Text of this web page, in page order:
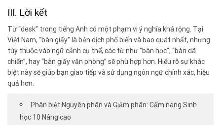
III. Lời kết
Từ “desk” trong tiếng Anh có một phạm vi ý nghĩa khá rộng. Tại
Việt Nam, “bàn giấy” là bản dịch phổ biến và bao quát nhất, nhưng
tùy thuộc vào ngữ cảnh cụ thể, các từ như “bàn học”, “bàn dã
chiến”, hay “bàn giấy văn phòng” sẽ phù hợp hơn. Hiểu rõ sự khác
biệt này sẽ giúp bạn giao tiếp và sử dụng ngôn ngữ chính xác, hiệu
quả hơn.
Phân biệt Nguyên phân và Giảm phân: Cẩm nang Sinh
học 10 Nâng cao